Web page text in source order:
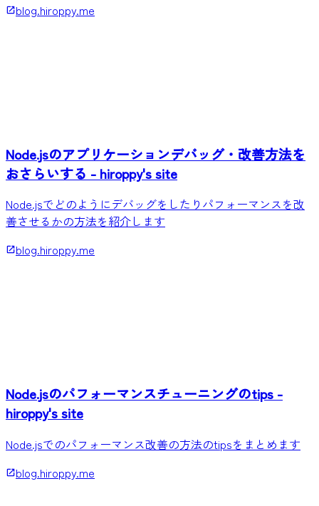
blog.hiroppy.me
Node.jsのアプリケーションデバッグ・改善方法を
おさらいする - hiroppy's site
Node.jsでどのようにデバッグをしたりパフォーマンスを改
善させるかの方法を紹介します
blog.hiroppy.me
Node.jsのパフォーマンスチューニングのtips -
hiroppy's site
Node.jsでのパフォーマンス改善の方法のtipsをまとめます
blog.hiroppy.me